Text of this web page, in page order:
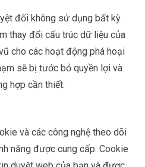
đối không sử dụng bất kỳ
thay đổi cấu trúc dữ liệu của
cho các hoạt động phá hoại
sẽ bị tước bỏ quyền lợi và
hợp cần thiết.
và các công nghệ theo dõi
năng được cung cấp. Cookie